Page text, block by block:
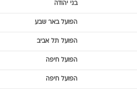
בני יהודה
הפועל באר שבע
הפועל תל אביב
הפועל חיפה
הפועל חיפה